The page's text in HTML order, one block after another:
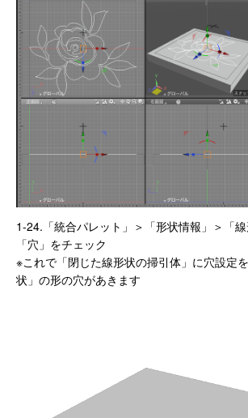
1-24.「統合パレット」＞「形状情報」＞「
「穴」をチェック
※これで「閉じた線形状の掃引体」に穴設定
状」の形の穴があきます